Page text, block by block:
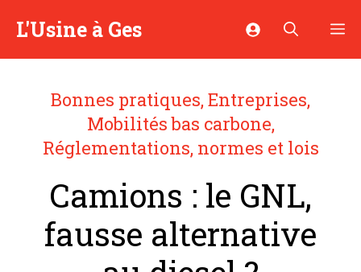
L'Usine à Ges
Bonnes pratiques,Entreprises,
Mobilités bas carbone,
Réglementations, normes et lois
Camions : le GNL,
fausse alternative